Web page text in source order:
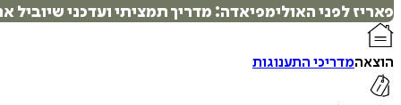
פאריז לפני האולימפיאדה: מדריך תמציתי ועדכני
הוצאהמדריכי התענוגות